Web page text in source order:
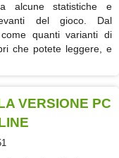
alcune statistiche e
del gioco. Dal
quanti varianti di
che potete leggere, e
VERSIONE PC